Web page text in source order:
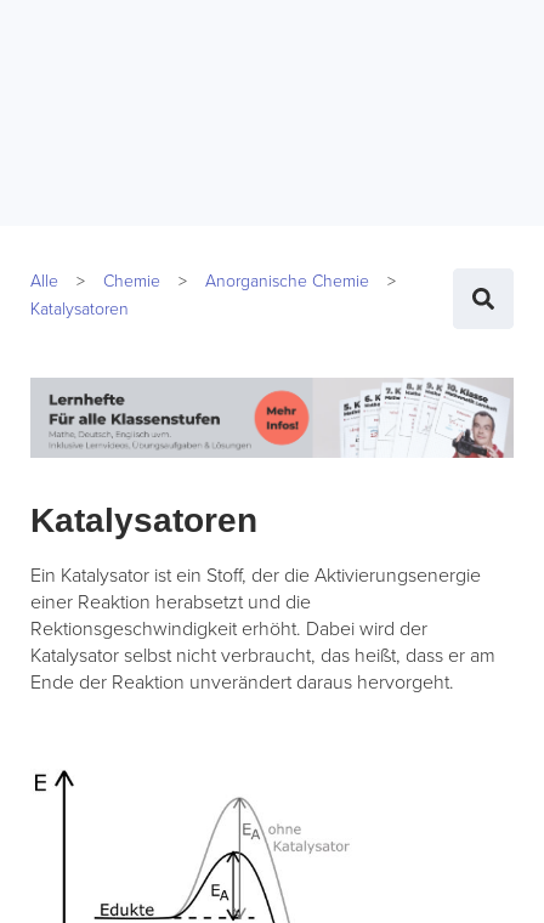
Alle Chemie
Anorganische Chemie
Katalysatoren
Katalysatoren
Ein Katalysator ist ein Stoff, der die Aktivierungsenergie
einer Reaktion herabsetzt und die
Rektionsgeschwindigkeit erhöht. Dabei wird der
Katalysator selbst nicht verbraucht, das heißt, dass er am
Ende der Reaktion unverändert daraus hervorgeht.